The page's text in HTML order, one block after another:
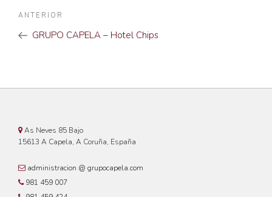
Navegación
entradas
Noticia
Anterior
ANTERIOR
GRUPO CAPELA – Hotel Chips
As Neves 85 Bajo
15613 A Capela, A Coruña, España
administracion @ grupocapela.com
981 459 007